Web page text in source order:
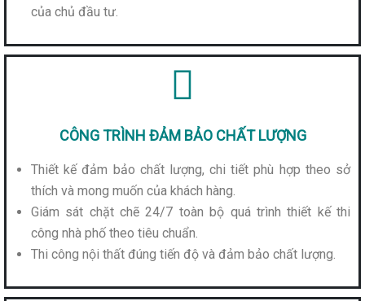
của chủ đầu tư.
CÔNG TRÌNH ĐẢM BẢO CHẤT LƯỢNG
Thiết kế đảm bảo chất lượng, chi tiết phù hợp theo sở
thích và mong muốn của khách hàng.
Giám sát chặt chẽ 24/7 toàn bộ quá trình thiết kế thi
công nhà phố theo tiêu chuẩn.
Thi công nội thất đúng tiến độ và đảm bảo chất lượng.